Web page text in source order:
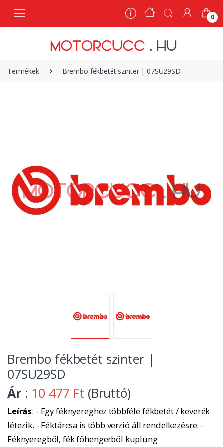
0
Termékek Brembo fékbetét szinter | 07SU29SD
Brembo fékbetét szinter |
07SU29SD
Ár : 10 477 Ft (Bruttó)
Leírás: - Egy féknyereghez többféle fékbetét / keverék
létezik. - Féktárcsa is több verzió áll rendelkezésre. -
Féknyeregből, fék főhengerből kuplung
0